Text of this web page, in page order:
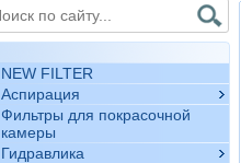
NEW FILTER
Аспирация
Фильтры для покрасочной
камеры
Гидравлика